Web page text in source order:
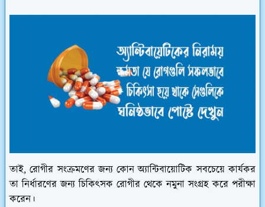
তাই, রোগীর সংক্রমণের জন্য কোন অ্যান্টিবায়োটিক সবচেয়ে কার্যকর
তা নির্ধারণের জন্য চিকিৎসক রোগীর থেকে নমুনা সংগ্রহ করে পরীক্ষা
করেন।